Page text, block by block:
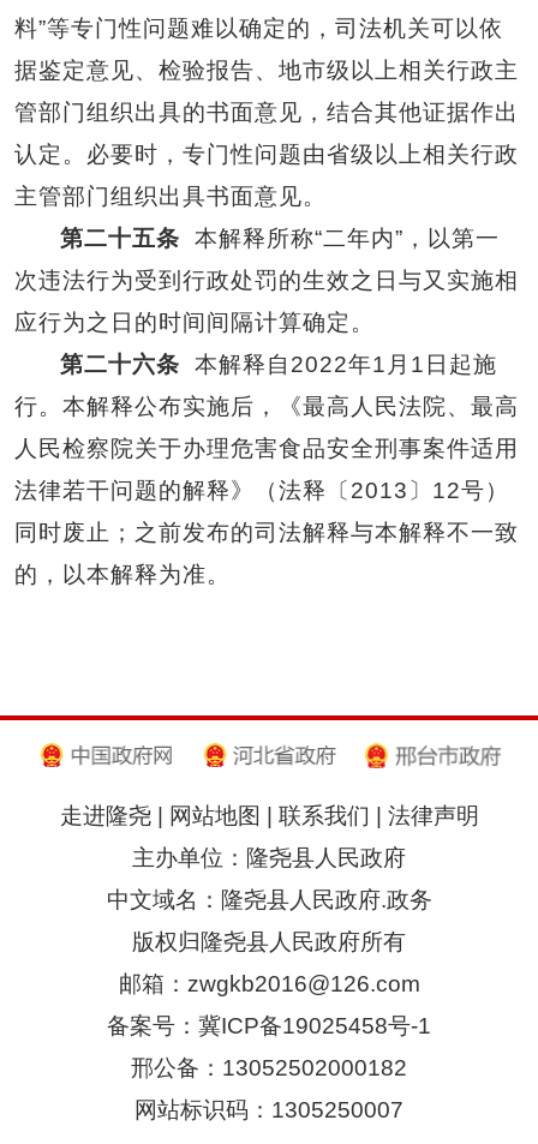
料”等专门性问题难以确定的，司法机关可以依
据鉴定意见、检验报告、地市级以上相关行政主
管部门组织出具的书面意见，结合其他证据作出
认定。必要时，专门性问题由省级以上相关行政
主管部门组织出具书面意见。
第二十五条 本解释所称“二年内”，以第一
次违法行为受到行政处罚的生效之日与又实施相
应行为之日的时间间隔计算确定。
第二十六条 本解释自2022年1月1日起施
行。本解释公布实施后，《最高人民法院、最高
人民检察院关于办理危害食品安全刑事案件适用
法律若干问题的解释》（法释〔2013〕12号）
同时废止；之前发布的司法解释与本解释不一致
的，以本解释为准。
走进隆尧| 网站地图 | 联系我们 | 法律声明
主办单位：隆尧县人民政府
中文域名：隆尧县人民政府.政务
版权归隆尧县人民政府所有
邮箱：zwgkb2016@126.com
备案号：冀ICP备19025458号-1
邢公备：13052502000182
网站标识码：1305250007